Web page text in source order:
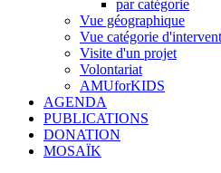
par catégorie
Vue géographique
Vue catégorie
Visite d'un projet
Volontariat
AMUforKIDS
AGENDA
PUBLICATIONS
DONATION
MOSAÏK